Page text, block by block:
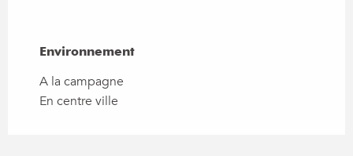
Environnement
Environnement
A la campagne
En centre ville